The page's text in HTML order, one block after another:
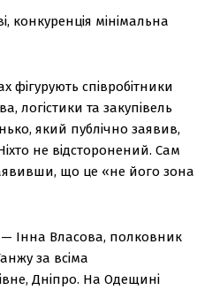
конкуренція мінімальна
фігурують співробітники
логістики та закупівель
який публічно заявив,
не відсторонений. Сам
що це «не його зона
— Інна Власова, полковник
за всіма
Дніпро. На Одещині